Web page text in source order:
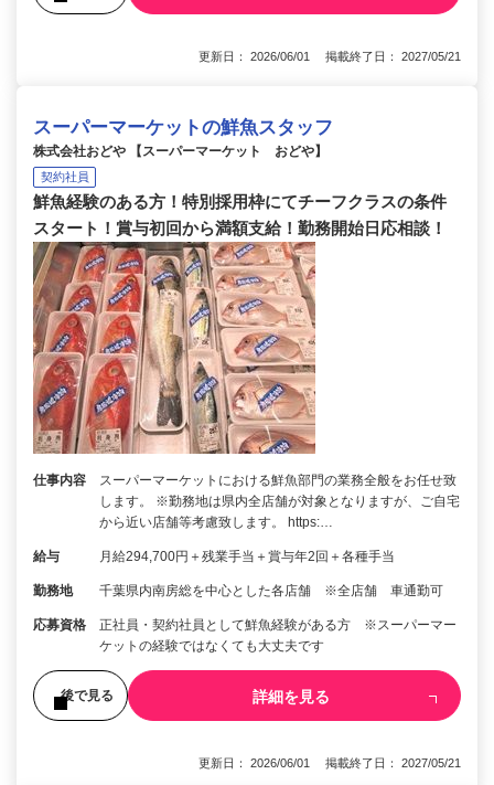
更新日： 2026/06/01 掲載終了日： 2027/05/21
スーパーマーケットの鮮魚スタッフ
株式会社おどや 【スーパーマーケット おどや】
契約社員
鮮魚経験のある方！特別採用枠にてチーフクラスの条件
スタート！賞与初回から満額支給！勤務開始日応相談！
仕事内容
スーパーマーケットにおける鮮魚部門の業務全般をお任せ致
します。 ※勤務地は県内全店舗が対象となりますが、ご自宅
から近い店舗等考慮致します。 https:…
給与 月給294,700円＋残業手当＋賞与年2回＋各種手当
勤務地 千葉県内南房総を中心とした各店舗 ※全店舗 車通勤可
応募資格
正社員・契約社員として鮮魚経験がある方 ※スーパーマー
ケットの経験ではなくても大丈夫です
後で見る 詳細を見る
更新日： 2026/06/01 掲載終了日： 2027/05/21